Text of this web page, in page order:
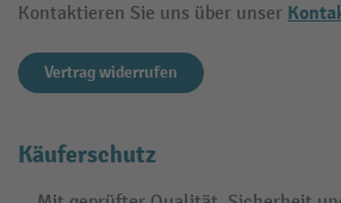
Kontaktieren Sie uns über unser
Vertrag widerrufen
Käuferschutz